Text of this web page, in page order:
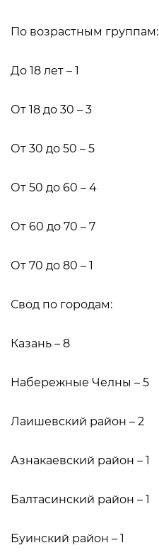
По возрастным группам:
До 18 лет – 1
От 18 до 30 – 3
От 30 до 50 – 5
От 50 до 60 – 4
От 60 до 70 – 7
От 70 до 80 – 1
Свод по городам:⠀
Казань – 8⠀
Набережные Челны – 5⠀
Лаишевский район – 2⠀
Азнакаевский район – 1⠀
Балтасинский район – 1⠀
Буинский район – 1⠀